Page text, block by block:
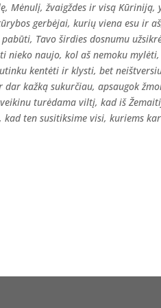
Mėnulį, žvaigždes ir visą
gerbėjai, kurių viena esu ir
Tavo širdies dosnumu
nieko naujo, kol aš nemoku
kentėti ir klysti, bet
kažką sukurčiau, apsaugok
turėdama viltį, kad iš
ten susitiksime visi, kuriems